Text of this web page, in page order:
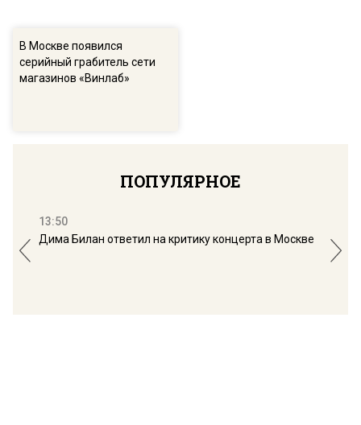
В Москве появился
серийный грабитель сети
магазинов «Винлаб»
ПОПУЛЯРНОЕ
13:50
Дима Билан ответил на критику концерта в Москве